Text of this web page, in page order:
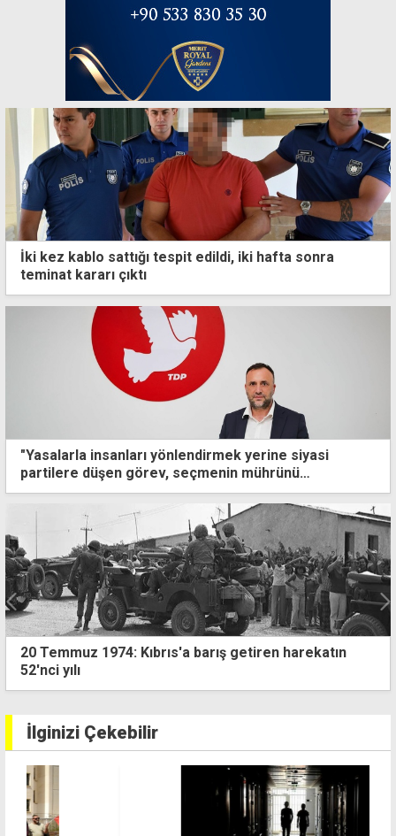
İki kez kablo sattığı tespit edildi, iki hafta sonra
teminat kararı çıktı
"Yasalarla insanları yönlendirmek yerine siyasi
partilere düşen görev, seçmenin mührünü
kazanmaktır"
Yılmaz: Avrupa Parlamentosu Rum lobilerinin etkisi
altında kaldı
İlginizi Çekebilir